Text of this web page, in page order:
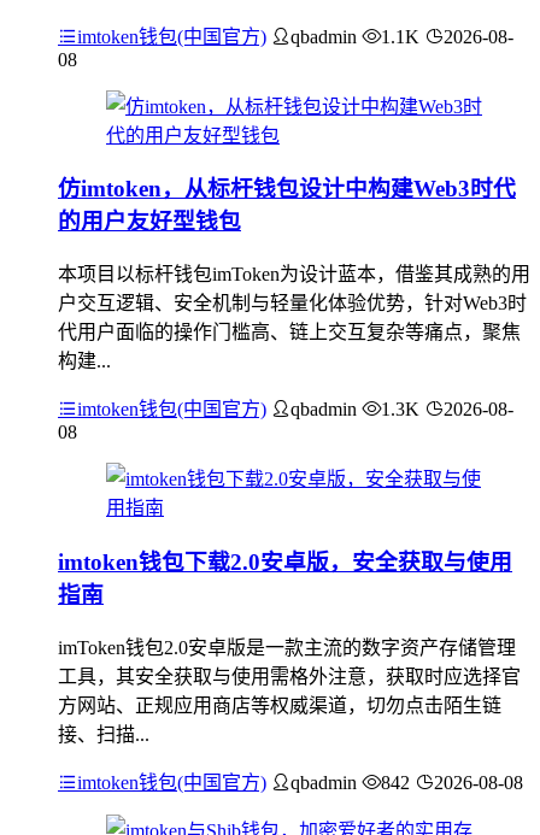
imtoken钱包(中国官方) qbadmin 1.1K
2026-08-
08
仿imtoken，从标杆钱包设计中构建Web3时代
的用户友好型钱包
本项目以标杆钱包imToken为设计蓝本，借鉴其成熟的用
户交互逻辑、安全机制与轻量化体验优势，针对Web3时
代用户面临的操作门槛高、链上交互复杂等痛点，聚焦
构建...
imtoken钱包(中国官方) qbadmin 1.3K
2026-08-
08
imtoken钱包下载2.0安卓版，安全获取与使用
指南
imToken钱包2.0安卓版是一款主流的数字资产存储管理
工具，其安全获取与使用需格外注意，获取时应选择官
方网站、正规应用商店等权威渠道，切勿点击陌生链
接、扫描...
imtoken钱包(中国官方) qbadmin 842 2026-08-08